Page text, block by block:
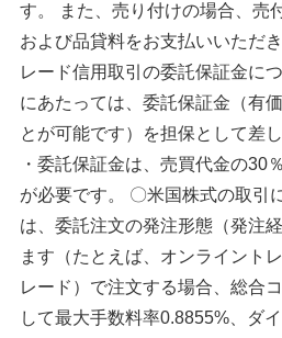
す。 また、売り付けの場合、売
および品貸料をお支払いいただ
レード信用取引の委託保証金に
にあたっては、委託保証金（有
とが可能です）を担保として差
・委託保証金は、売買代金の30
が必要です。 〇米国株式の取引
は、委託注文の発注形態（発注
ます（たとえば、オンライント
レード）で注文する場合、総合
して最大手数料率0.8855%、ダ